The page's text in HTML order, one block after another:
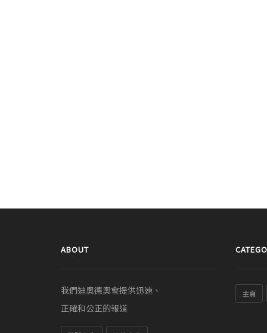
ABOUT
我們迪奧德奧會提供迅速、
正確和公正的報道
主頁